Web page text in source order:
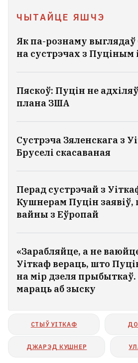
ЧЫТАЙЦЕ ЯШЧЭ
Як па-рознаму
на сустрэчах з Пуціным
Пяскоў: Пуцін не
плана ЗША
Сустрэча Зяленскага з
Бруселі скасаваная
Перад сустрэчай з
Кушнерам Пуцін заявіў,
вайны з Еўропай
«Зарабляйце, а не
Уіткаф вераць, што
на мір дзеля прыбыткаў.
мараць аб зыску
СТЫЎ УІТКАФ
ДЖАРЭД КУШНЕР
Ці захочуць дзеці гэта
новыя калекцыі
грошы ў банкамаце, а
акружылі трое
ЗША шукаюць
Дэлсі Радрыгес